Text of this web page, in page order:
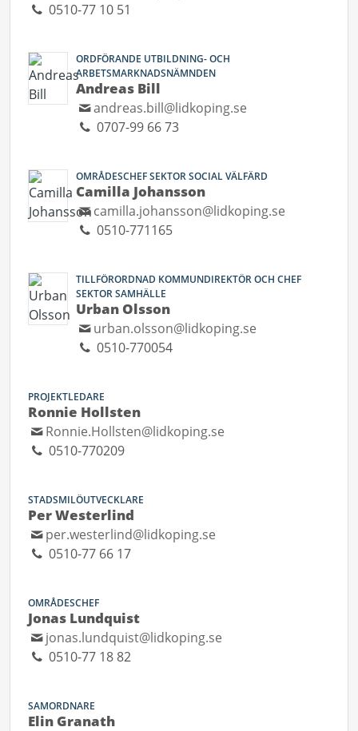
0510-77 10 51
ORDFÖRANDE UTBILDNING- OCH
ARBETSMARKNADSNÄMNDEN
Andreas Bill
andreas.bill@lidkoping.se
0707-99 66 73
OMRÅDESCHEF SEKTOR SOCIAL VÄLFÄRD
Camilla Johansson
camilla.johansson@lidkoping.se
0510-771165
TILLFÖRORDNAD KOMMUNDIREKTÖR OCH CHEF
SEKTOR SAMHÄLLE
Urban Olsson
urban.olsson@lidkoping.se
0510-770054
PROJEKTLEDARE
Ronnie Hollsten
Ronnie.Hollsten@lidkoping.se
0510-770209
STADSMILÖUTVECKLARE
Per Westerlind
per.westerlind@lidkoping.se
0510-77 66 17
OMRÅDESCHEF
Jonas Lundquist
jonas.lundquist@lidkoping.se
0510-77 18 82
SAMORDNARE
Elin Granath